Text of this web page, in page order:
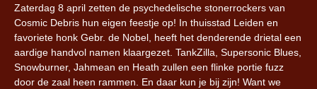
Zaterdag 8 april zetten de psychedelische stonerrockers van
Cosmic Debris hun eigen feestje op! In thuisstad Leiden en
favoriete honk Gebr. de Nobel, heeft het denderende drietal een
aardige handvol namen klaargezet. TankZilla, Supersonic Blues,
Snowburner, Jahmean en Heath zullen een flinke portie fuzz
door de zaal heen rammen. En daar kun je bij zijn! Want we